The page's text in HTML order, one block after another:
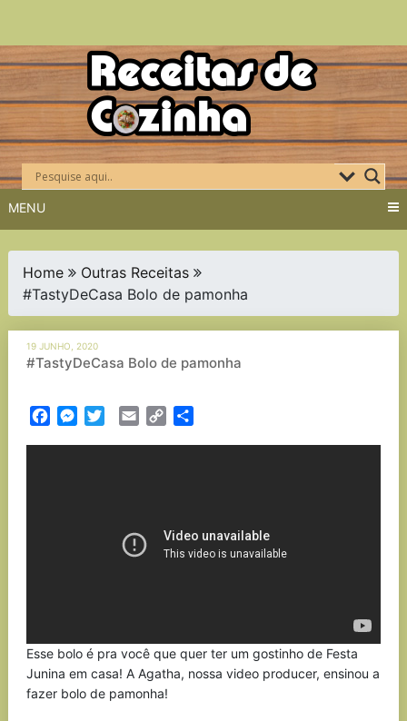
Skip
to
content
MENU
Home
Outras Receitas
#TastyDeCasa Bolo de pamonha
19 JUNHO, 2020
#TastyDeCasa Bolo de pamonha
FacebookMessenger
TwitterEmail Copy
Esse bolo é pra você que quer ter um gostinho de Festa
Junina em casa! A Agatha, nossa video producer, ensinou a
fazer bolo de pamonha!